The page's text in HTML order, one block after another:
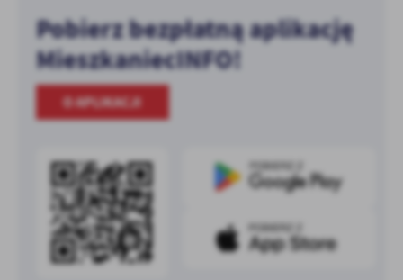
Pobierz bezpłatną aplikację
MieszkaniecINFO!
O APLIKACJI